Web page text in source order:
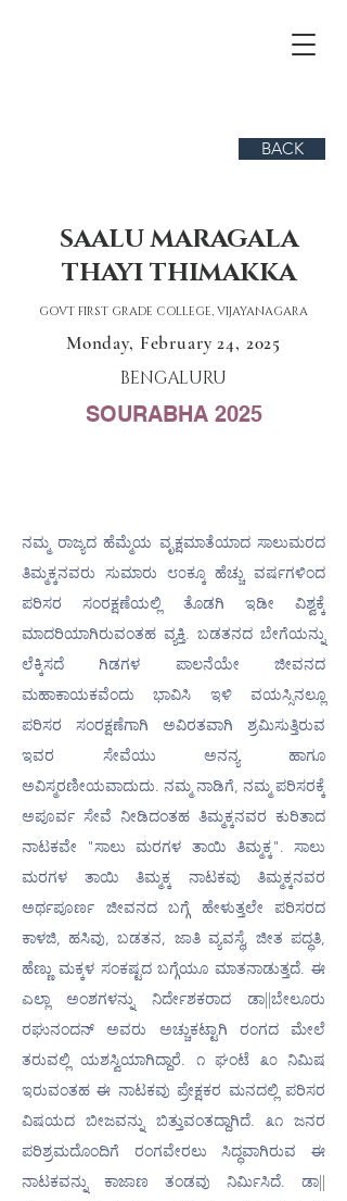
BACK
SAALU MARAGALA
THAYI THIMAKKA
GOVT FIRST GRADE COLLEGE, VIJAYANAGARA
Monday, February 24, 2025
BENGALURU
SOURABHA 2025
ನಮ್ಮ ರಾಜ್ಯದ ಹೆಮ್ಮೆಯ ವೃಕ್ಷಮಾತೆಯಾದ ಸಾಲುಮರದ
ತಿಮ್ಮಕ್ಕನವರು ಸುಮಾರು ೮೦ಕ್ಕೂ ಹೆಚ್ಚು ವರ್ಷಗಳಿಂದ
ಪರಿಸರ ಸಂರಕ್ಷಣೆಯಲ್ಲಿ ತೊಡಗಿ ಇಡೀ ವಿಶ್ವಕ್ಕೆ
ಮಾದರಿಯಾಗಿರುವಂತಹ ವ್ಯಕ್ತಿ. ಬಡತನದ ಬೇಗೆಯನ್ನು
ಲೆಕ್ಕಿಸದೆ ಗಿಡಗಳ ಪಾಲನೆಯೇ ಜೀವನದ
ಮಹಾಕಾಯಕವೆಂದು ಭಾವಿಸಿ ಇಳಿ ವಯಸ್ಸಿನಲ್ಲೂ
ಪರಿಸರ ಸಂರಕ್ಷಣೆಗಾಗಿ ಅವಿರತವಾಗಿ ಶ್ರಮಿಸುತ್ತಿರುವ
ಇವರ ಸೇವೆಯು ಅನನ್ಯ ಹಾಗೂ
ಅವಿಸ್ಮರಣೀಯವಾದುದು. ನಮ್ಮ ನಾಡಿಗೆ, ನಮ್ಮ ಪರಿಸರಕ್ಕೆ
ಅಪೂರ್ವ ಸೇವೆ ನೀಡಿದಂತಹ ತಿಮ್ಮಕ್ಕನವರ ಕುರಿತಾದ
ನಾಟಕವೇ "ಸಾಲು ಮರಗಳ ತಾಯಿ ತಿಮ್ಮಕ್ಕ". ಸಾಲು
ಮರಗಳ ತಾಯಿ ತಿಮ್ಮಕ್ಕ ನಾಟಕವು ತಿಮ್ಮಕ್ಕನವರ
ಅರ್ಥಪೂರ್ಣ ಜೀವನದ ಬಗ್ಗೆ ಹೇಳುತ್ತಲೇ ಪರಿಸರದ
ಕಾಳಜಿ, ಹಸಿವು, ಬಡತನ, ಜಾತಿ ವ್ಯವಸ್ಥೆ, ಜೀತ ಪದ್ಧತಿ,
ಹೆಣ್ಣು ಮಕ್ಕಳ ಸಂಕಷ್ಟದ ಬಗ್ಗೆಯೂ ಮಾತನಾಡುತ್ತದೆ. ಈ
ಎಲ್ಲಾ ಅಂಶಗಳನ್ನು ನಿರ್ದೇಶಕರಾದ ಡಾ||ಬೇಲೂರು
ರಘುನಂದನ್ ಅವರು ಅಚ್ಚುಕಟ್ಟಾಗಿ ರಂಗದ ಮೇಲೆ
ತರುವಲ್ಲಿ ಯಶಸ್ವಿಯಾಗಿದ್ದಾರೆ. ೧ ಘಂಟೆ ೩೦ ನಿಮಿಷ
ಇರುವಂತಹ ಈ ನಾಟಕವು ಪ್ರೇಕ್ಷಕರ ಮನದಲ್ಲಿ ಪರಿಸರ
ವಿಷಯದ ಬೀಜವನ್ನು ಬಿತ್ತುವಂತದ್ದಾಗಿದೆ. ೩೧ ಜನರ
ಪರಿಶ್ರಮದೊಂದಿಗೆ ರಂಗವೇರಲು ಸಿದ್ಧವಾಗಿರುವ ಈ
ನಾಟಕವನ್ನು ಕಾಜಾಣ ತಂಡವು ನಿರ್ಮಿಸಿದೆ. ಡಾ||